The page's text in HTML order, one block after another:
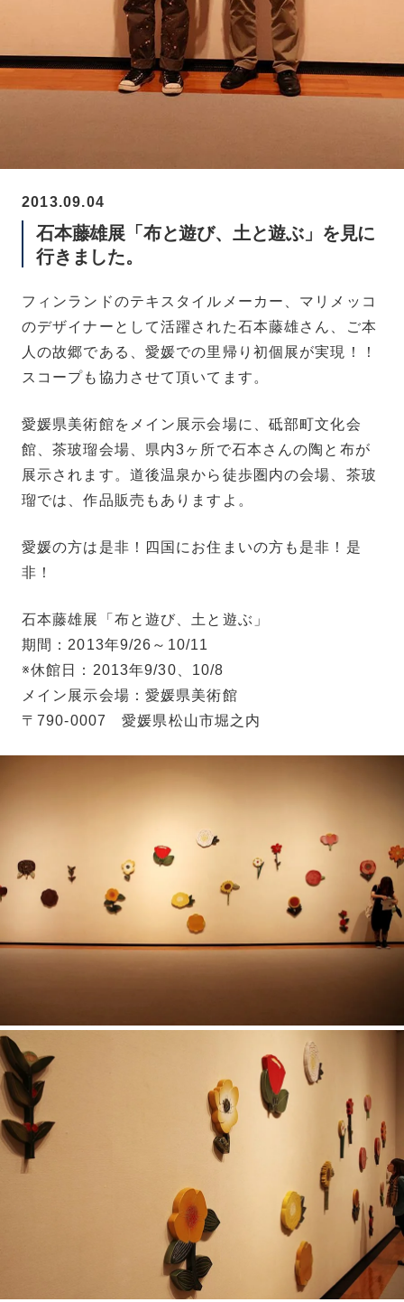
2013.09.04
石本藤雄展「布と遊び、土と遊ぶ」を見に
行きました。
フィンランドのテキスタイルメーカー、マリメッコ
のデザイナーとして活躍された石本藤雄さん、ご本
人の故郷である、愛媛での里帰り初個展が実現！！
スコープも協力させて頂いてます。
愛媛県美術館をメイン展示会場に、砥部町文化会
館、茶玻瑠会場、県内3ヶ所で石本さんの陶と布が
展示されます。道後温泉から徒歩圏内の会場、茶玻
瑠では、作品販売もありますよ。
愛媛の方は是非！四国にお住まいの方も是非！是
非！
石本藤雄展「布と遊び、土と遊ぶ」
期間：2013年9/26～10/11
※休館日：2013年9/30、10/8
メイン展示会場：愛媛県美術館
〒790-0007 愛媛県松山市堀之内